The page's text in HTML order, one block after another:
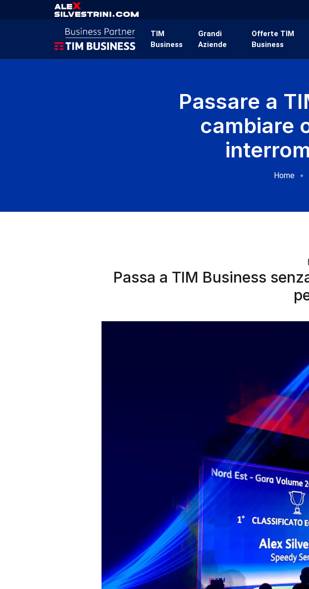
TIM
Business
Grandi
Aziende
Offerte TIM
Business
Passare a
cambiare
Home
Passa a TIM Business